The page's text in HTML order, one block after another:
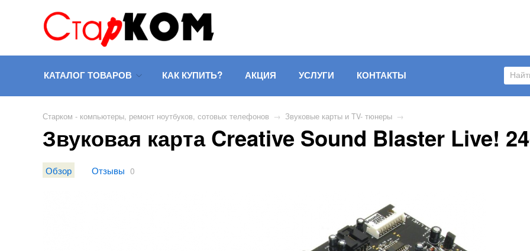
КАТАЛОГ ТОВАРОВ КАК КУПИТЬ? АКЦИЯ УСЛУГИ КОНТАКТЫ
Старком - компьютеры, ремонт ноутбуков, сотовых телефонов → Звуковые карты и TV- тюнеры →
Звуковая карта Creative Sound Blaster Live!
Обзор Отзывы 0